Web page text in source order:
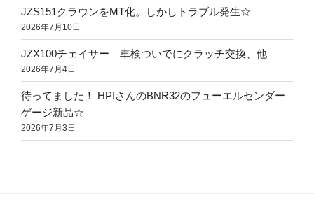
JZS151クラウンをMT化。しかしトラブル発生☆
2026年7月10日
JZX100チェイサー 車検ついでにクラッチ交換、他
2026年7月4日
待ってました！ HPIさんのBNR32のフューエルセンダー
ゲージ新品☆
2026年7月3日